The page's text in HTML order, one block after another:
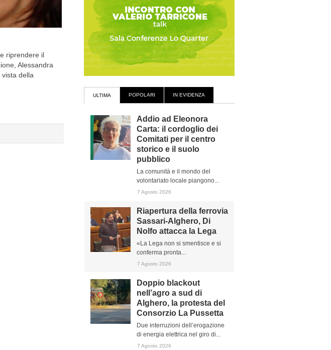
riprendere il
Alessandra
della
ULTIMA POPOLARI IN EVIDENZA
Addio ad Eleonora
Carta: il cordoglio dei
Comitati per il centro
storico e il suolo
pubblico
La comunità e il mondo del
volontariato locale piangono...
7 Agosto 2026
Riapertura della ferrovia
Sassari-Alghero, Di
Nolfo attacca la Lega
«La Lega non si smentisce e si
conferma pronta...
7 Agosto 2026
Doppio blackout
nell’agro a sud di
Alghero, la protesta del
Consorzio La Pussetta
Due interruzioni dell’erogazione
di energia elettrica nel giro di...
7 Agosto 2026